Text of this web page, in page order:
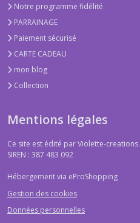
Notre programme fidélité
PARRAINAGE
Paiement sécurisé
CARTE CADEAU
mon blog
Collection
Mentions légales
Ce site est édité par Violette-creations.
SIREN : 387 483 092
Hébergement via eProShopping
Gestion des cookies
Données personnelles